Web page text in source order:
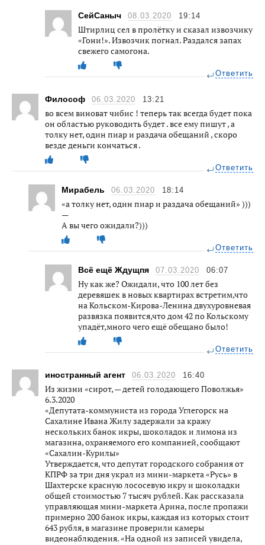
СейСаныч 08.03.2020 19:14
Штирлиц сел в пролётку и сказал извозчику
«Гони!». Извозчик погнал. Раздался запах
свежего самогона.
Ответить
Философ 06.03.2020 13:21
во всем виноват чибис ! теперь так всегда будет пока
он областью руководить будет . все ему пишут , а
толку нет, один пиар и раздача обещаний , скоро
везде деньги кончаться .
Ответить
Мирабель 06.03.2020 18:14
«а толку нет, один пиар и раздача обещаний» )))
—
А вы чего ожидали?)))
Ответить
Всё ещё Ждущпя 07.03.2020 06:07
Ну как же? Ожидали, что 100 лет без
деревяшек в новых квартирах встретим,что
на Кольском-Кирова-Ленина двухуровневая
развязка появится,что дом 42 по Кольскому
упадёт,много чего ещё обещано было!
Ответить
иностранный агент 06.03.2020 16:40
Из жизни «сирот, — детей голодающего Поволжья»
6.3.2020
«Депутата-коммуниста из города Углегорск на
Сахалине Ивана Жилу задержали за кражу
нескольких банок икры, шоколадок и лимона из
магазина, охраняемого его компанией, сообщают
«Сахалин-Курилы»
Утверждается, что депутат городского собрания от
КПРФ за три дня украл из мини-маркета «Русь» в
Шахтерске красную лососевую икру и шоколадки
общей стоимостью 7 тысяч рублей. Как рассказала
управляющая мини-маркета Арина, после пропажи
примерно 200 банок икры, каждая из которых стоит
643 рубля, в магазине проверили камеры
видеонаблюдения. «На одной из записей увидела,